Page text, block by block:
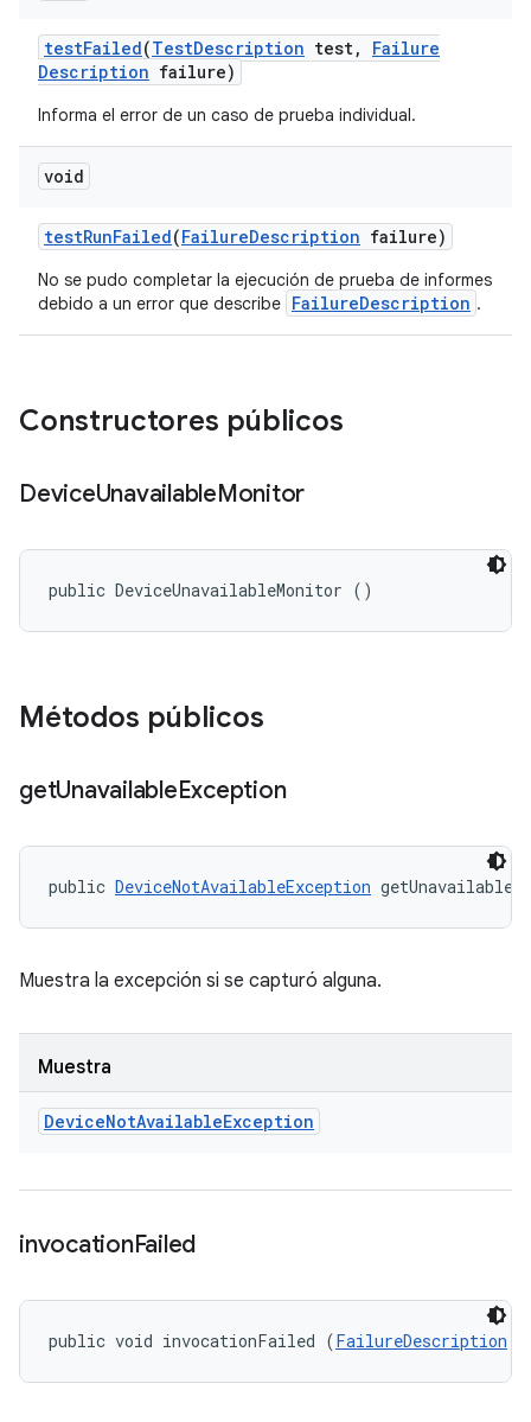
testFailed(TestDescription test,
Failure
Description failure)
Informa el error de un caso de prueba individual.
void
testRunFailed(FailureDescription failure)
No se pudo completar la ejecución de prueba de informes
debido a un error que describe FailureDescription .
Constructores públicos
DeviceUnavailableMonitor
public DeviceUnavailableMonitor ()
Métodos públicos
getUnavailableException
public DeviceNotAvailableException
Muestra la excepción si se capturó alguna.
Muestra
DeviceNotAvailableException
invocationFailed
public void invocationFailed (FailureDescription